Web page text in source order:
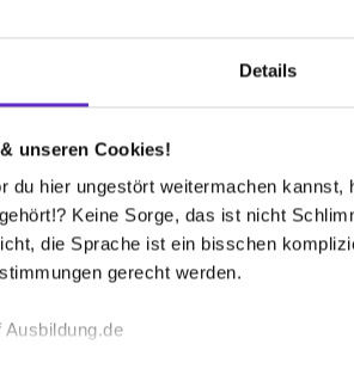
Details
unseren Cookies!
du hier ungestört weitermachen
Keine Sorge, das ist nicht
die Sprache ist ein bisschen
gerecht werden.
GmbH